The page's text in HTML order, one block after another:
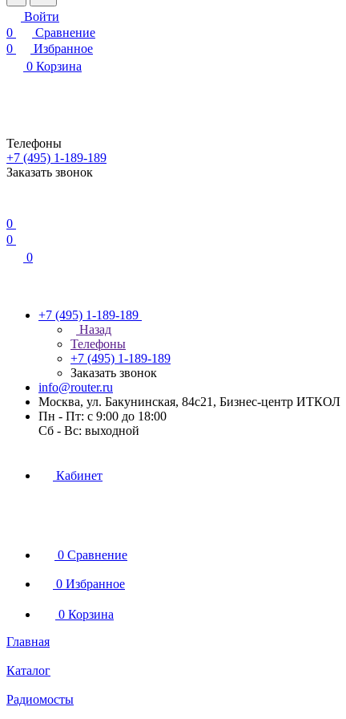
Войти
0
Сравнение
0
Избранное
0 Корзина
Телефоны
+7 (495) 1-189-189
Заказать звонок
0
0
0
+7 (495) 1-189-189
Назад
Телефоны
+7 (495) 1-189-189
Заказать звонок
info@router.ru
Москва, ул. Бакунинская, 84с21, Бизнес-центр ИТКОЛ
Пн - Пт: с 9:00 до 18:00
Cб - Вс: выходной
Кабинет
0 Сравнение
0 Избранное
0 Корзина
Главная
Каталог
Радиомосты